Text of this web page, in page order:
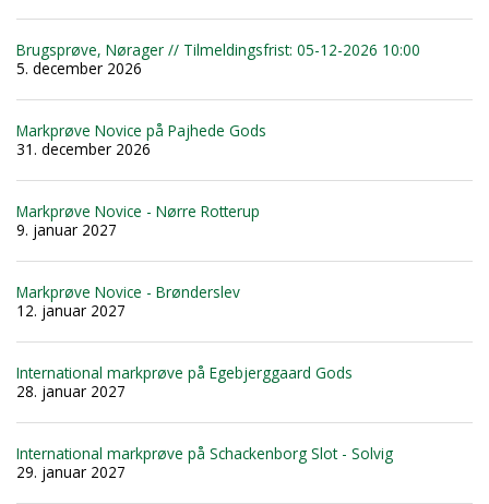
Brugsprøve, Nørager // Tilmeldingsfrist: 05-12-2026 10:00
5. december 2026
Markprøve Novice på Pajhede Gods
31. december 2026
Markprøve Novice - Nørre Rotterup
9. januar 2027
Markprøve Novice - Brønderslev
12. januar 2027
International markprøve på Egebjerggaard Gods
28. januar 2027
International markprøve på Schackenborg Slot - Solvig
29. januar 2027